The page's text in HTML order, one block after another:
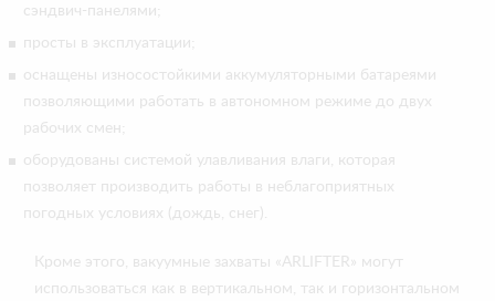
сэндвич-панелями;
просты в эксплуатации;
оснащены износостойкими аккумуляторными батареями
позволяющими работать в автономном режиме до двух
рабочих смен;
оборудованы системой улавливания влаги, которая
позволяет производить работы в неблагоприятных
погодных условиях (дождь, снег).
Кроме этого, вакуумные захваты «ARLIFTER» могут
использоваться как в вертикальном, так и горизонтальном